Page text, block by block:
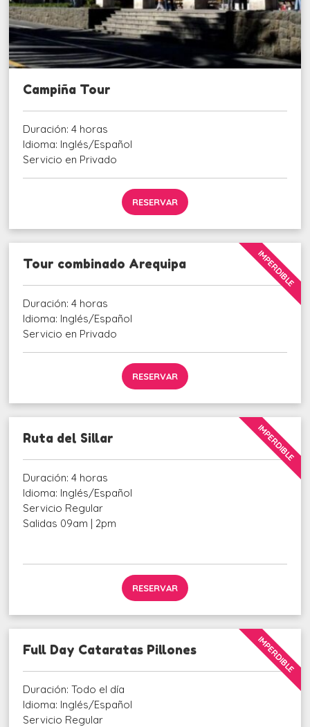
Campiña Tour
Duración: 4 horas
Idioma: Inglés/Español
Servicio en Privado
RESERVAR
IMPERDIBLE
Tour combinado Arequipa
Duración: 4 horas
Idioma: Inglés/Español
Servicio en Privado
RESERVAR
IMPERDIBLE
Ruta del Sillar
Duración: 4 horas
Idioma: Inglés/Español
Servicio Regular
Salidas 09am | 2pm
RESERVAR
IMPERDIBLE
Full Day Cataratas Pillones
Duración: Todo el día
Idioma: Inglés/Español
Servicio Regular